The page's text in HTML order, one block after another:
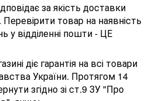
за якість доставки
Перевірити товар на наявність
у відділенні пошти - ЦЕ
діє гарантія на всі товари
України. Протягом 14
згідно зі ст.9 ЗУ "Про